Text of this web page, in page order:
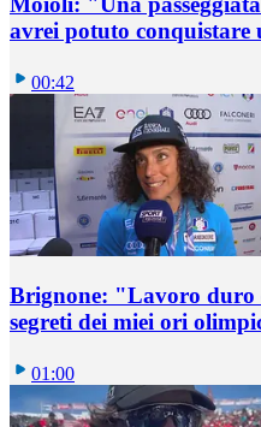
avrei potuto conquistare
00:42
Brignone: "Lavoro duro
segreti dei miei ori
01:00